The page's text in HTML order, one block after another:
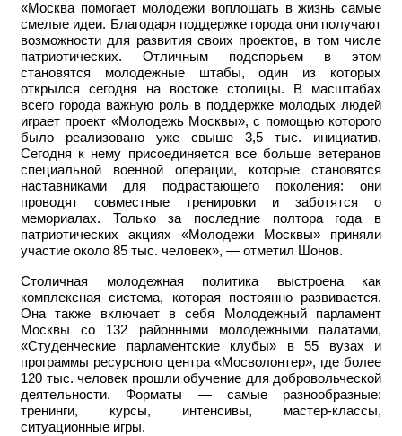
«Москва помогает молодежи воплощать в жизнь самые
смелые идеи. Благодаря поддержке города они получают
возможности для развития своих проектов, в том числе
патриотических. Отличным подспорьем в этом
становятся молодежные штабы, один из которых
открылся сегодня на востоке столицы. В масштабах
всего города важную роль в поддержке молодых людей
играет проект «Молодежь Москвы», с помощью которого
было реализовано уже свыше 3,5 тыс. инициатив.
Сегодня к нему присоединяется все больше ветеранов
специальной военной операции, которые становятся
наставниками для подрастающего поколения: они
проводят совместные тренировки и заботятся о
мемориалах. Только за последние полтора года в
патриотических акциях «Молодежи Москвы» приняли
участие около 85 тыс. человек», — отметил Шонов.
Столичная молодежная политика выстроена как
комплексная система, которая постоянно развивается.
Она также включает в себя Молодежный парламент
Москвы со 132 районными молодежными палатами,
«Студенческие парламентские клубы» в 55 вузах и
программы ресурсного центра «Мосволонтер», где более
120 тыс. человек прошли обучение для добровольческой
деятельности. Форматы — самые разнообразные:
тренинги, курсы, интенсивы, мастер-классы,
ситуационные игры.